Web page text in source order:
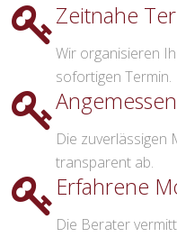
Zeitnahe
Wir organisieren
sofortigen Termin.
Die
transparent ab.
Erfahrene
Die Berater